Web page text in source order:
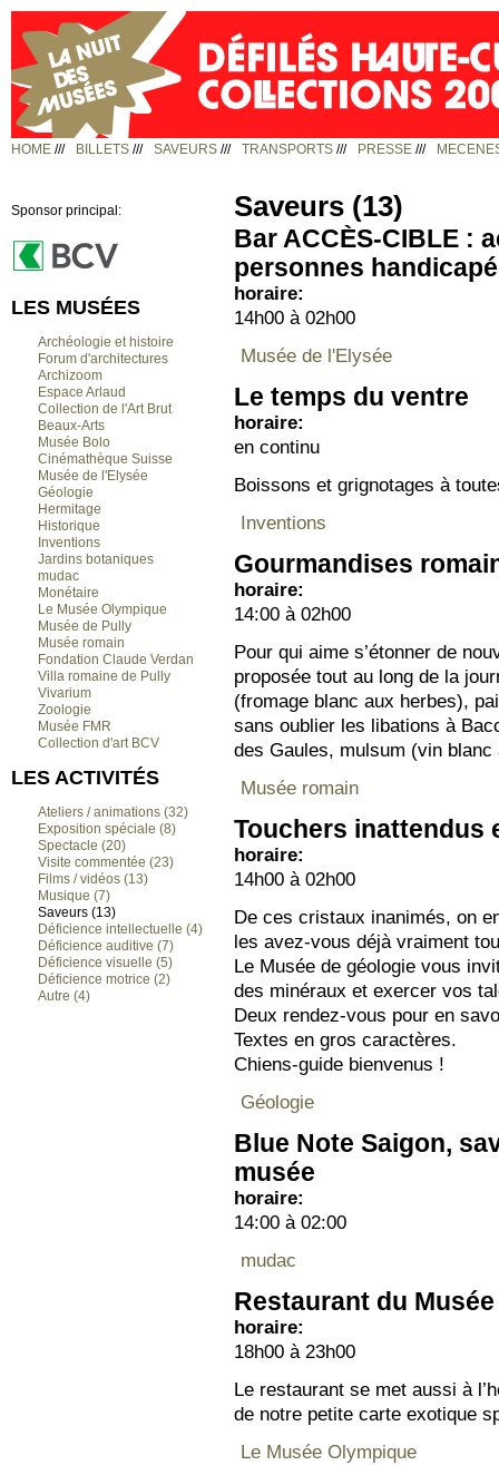
Saveurs (13)
Bar ACCÈS-CIBLE :
personnes
horaire:
14h00 à 02h00
Musée de l'Elysée
Le temps du ventre
horaire:
en continu
Boissons et grignotages à
Inventions
Gourmandises
horaire:
14:00 à 02h00
Pour qui aime s’étonner de
proposée tout au long de la
(fromage blanc aux herbes),
sans oublier les libations à
des Gaules, mulsum (vin
Musée romain
Touchers inattendus
horaire:
14h00 à 02h00
De ces cristaux inanimés, on
les avez-vous déjà vraiment
Le Musée de géologie vous
des minéraux et exercer vos
Deux rendez-vous pour en
Textes en gros caractères.
Chiens-guide bienvenus !
Géologie
Blue Note Saigon,
musée
horaire:
14:00 à 02:00
mudac
Restaurant du
horaire:
18h00 à 23h00
Le restaurant se met aussi à
de notre petite carte exotique
Le Musée Olympique
HOME /// BILLETS /// SAVEURS /// TRANSPORTS /// PRESSE ///
Sponsor principal:
LES MUSÉES
Archéologie et histoire
Forum d'architectures
Archizoom
Espace Arlaud
Collection de l'Art Brut
Beaux-Arts
Musée Bolo
Cinémathèque Suisse
Musée de l'Elysée
Géologie
Hermitage
Historique
Inventions
Jardins botaniques
mudac
Monétaire
Le Musée Olympique
Musée de Pully
Musée romain
Fondation Claude Verdan
Villa romaine de Pully
Vivarium
Zoologie
Musée FMR
Collection d'art BCV
LES ACTIVITÉS
Ateliers / animations (32)
Exposition spéciale (8)
Spectacle (20)
Visite commentée (23)
Films / vidéos (13)
Musique (7)
Saveurs (13)
Déficience intellectuelle (4)
Déficience auditive (7)
Déficience visuelle (5)
Déficience motrice (2)
Autre (4)